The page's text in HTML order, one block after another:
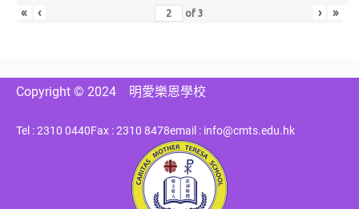
« ‹ of3 › »
Copyright © 2024 明愛樂恩學校
Tel : 2310 0440Fax : 2310 8478email : info@cmts.edu.hk